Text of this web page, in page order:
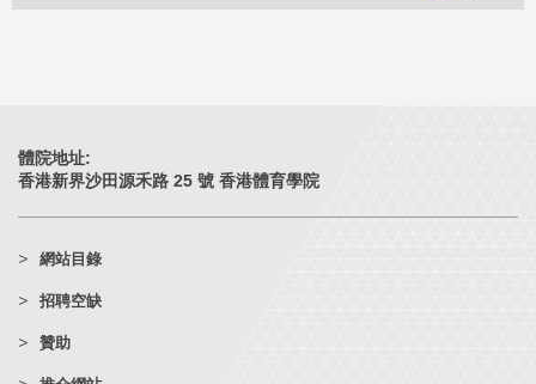
體院地址:
香港新界沙田源禾路 25 號 香港體育學院
網站目錄
招聘空缺
贊助